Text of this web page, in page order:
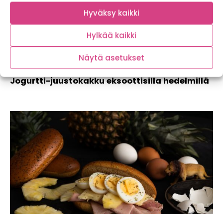
Hyväksy kaikki
Hylkää kaikki
Näytä asetukset
Jogurtti-juustokakku eksoottisilla hedelmillä